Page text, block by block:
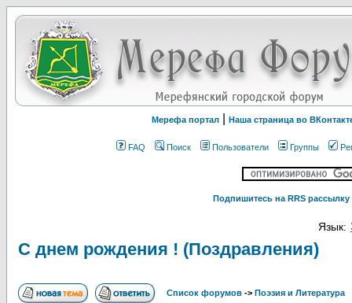
Мерефа портал Наша страница во
FAQ Поиск Пользователи Группы
Подпишитесь на RRS
Язык:
С днем рождения ! (Поздравления)
Список форумов -> Поэзия и Литература